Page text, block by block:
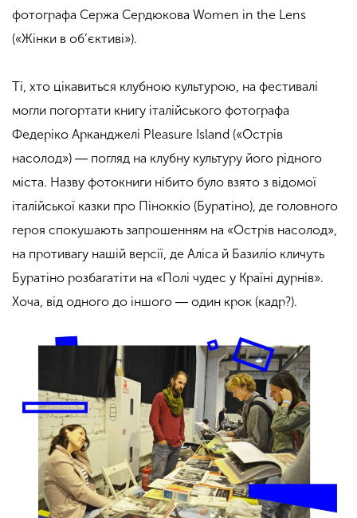
фотографа Сержа Сердюкова Women in the Lens
(«Жінки в об’єктиві»).
Ті, хто цікавиться клубною культурою, на фестивалі
могли погортати книгу італійського фотографа
Федеріко Арканджелі Pleasure Island («Острів
насолод») ― погляд на клубну культуру його рідного
міста. Назву фотокниги нібито було взято з відомої
італійської казки про Піноккіо (Буратіно), де головного
героя спокушають запрошенням на «Острів насолод»,
на противагу нашій версії, де Аліса й Базиліо кличуть
Буратіно розбагатіти на «Полі чудес у Країні дурнів».
Хоча, від одного до іншого ― один крок (кадр?).